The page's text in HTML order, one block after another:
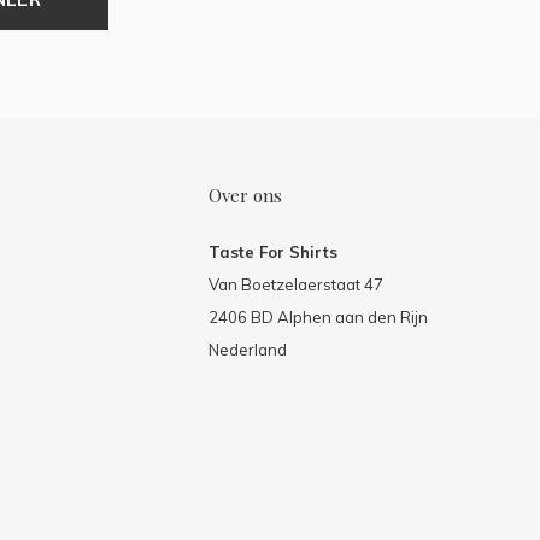
Over ons
Taste For Shirts
Van Boetzelaerstaat 47
2406 BD Alphen aan den Rijn
Nederland